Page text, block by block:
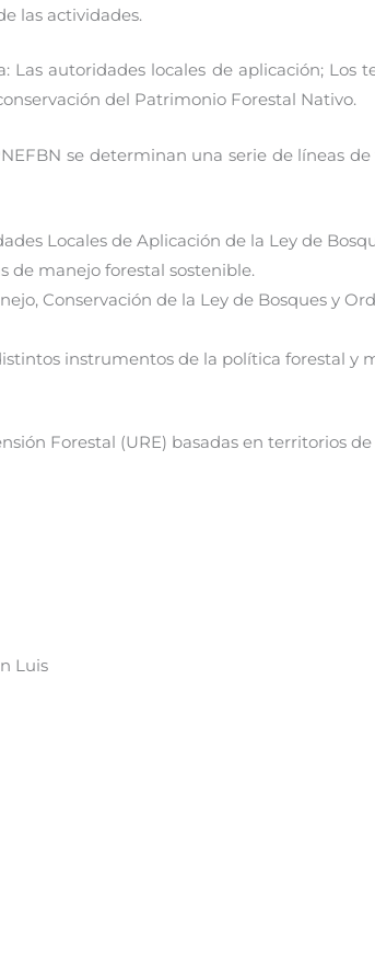
las actividades.
Las autoridades locales de aplicación; Los
del Patrimonio Forestal Nativo.
se determinan una serie de líneas
Locales de Aplicación de la Ley de
de manejo forestal sostenible.
Conservación de la Ley de Bosques y
instrumentos de la política forestal y
Forestal (URE) basadas en territorios
Luis